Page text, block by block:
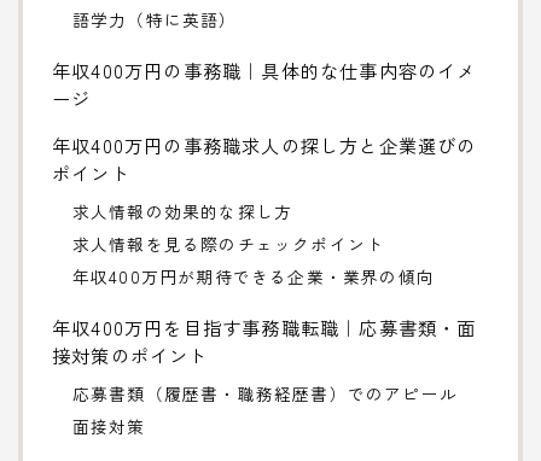
語学力（特に英語）
年収400万円の事務職｜具体的な仕事内容のイメ
ージ
年収400万円の事務職求人の探し方と企業選びの
ポイント
求人情報の効果的な探し方
求人情報を見る際のチェックポイント
年収400万円が期待できる企業・業界の傾向
年収400万円を目指す事務職転職｜応募書類・面
接対策のポイント
応募書類（履歴書・職務経歴書）でのアピール
面接対策